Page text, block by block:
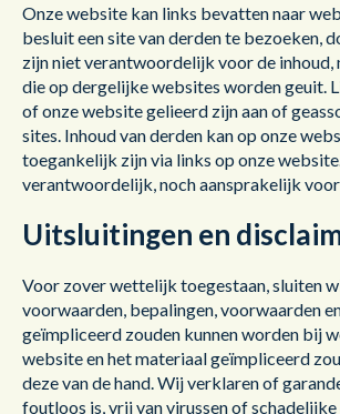
Onze website kan links bevatten naar
besluit een site van derden te bezoeken,
zijn niet verantwoordelijk voor de inhoud,
die op dergelijke websites worden geuit.
of onze website gelieerd zijn aan of
sites. Inhoud van derden kan op onze
toegankelijk zijn via links op onze
verantwoordelijk, noch aansprakelijk
Uitsluitingen en
Voor zover wettelijk toegestaan, sluiten
voorwaarden, bepalingen, voorwaarden
geïmpliceerd zouden kunnen worden bij
website en het materiaal geïmpliceerd
deze van de hand. Wij verklaren of
foutloos is, vrij van virussen of